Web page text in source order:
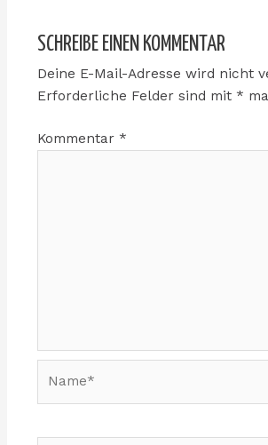
SCHREIBE EINEN KOMMENTAR
Deine E-Mail-Adresse wird nicht
Erforderliche Felder sind mit *
Kommentar *